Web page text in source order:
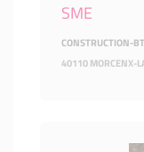
SME
CONSTRUCTION-
40110 MORCENX-